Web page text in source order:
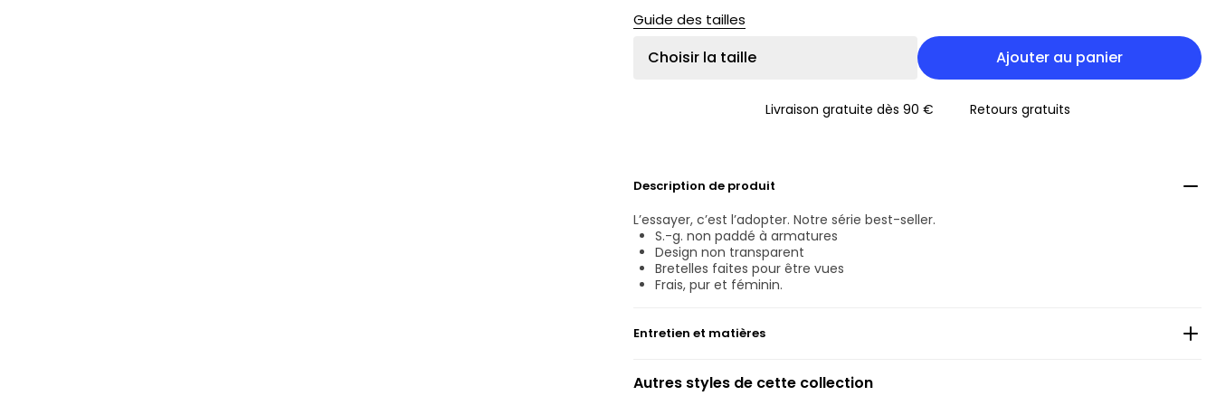
Guide des tailles
Choisir la taille Ajouter au panier
Livraison gratuite dès 90 € Retours gratuits
Description de produit
L’essayer, c’est l’adopter. Notre série best-seller.
S.-g. non paddé à armatures
Design non transparent
Bretelles faites pour être vues
Frais, pur et féminin.
Entretien et matières
Lavage professionnel exclu
Autres styles de cette collection